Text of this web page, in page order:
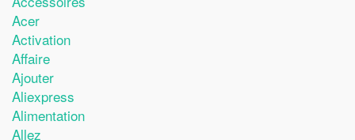
Acer
Activation
Affaire
Ajouter
Aliexpress
Alimentation
Allez